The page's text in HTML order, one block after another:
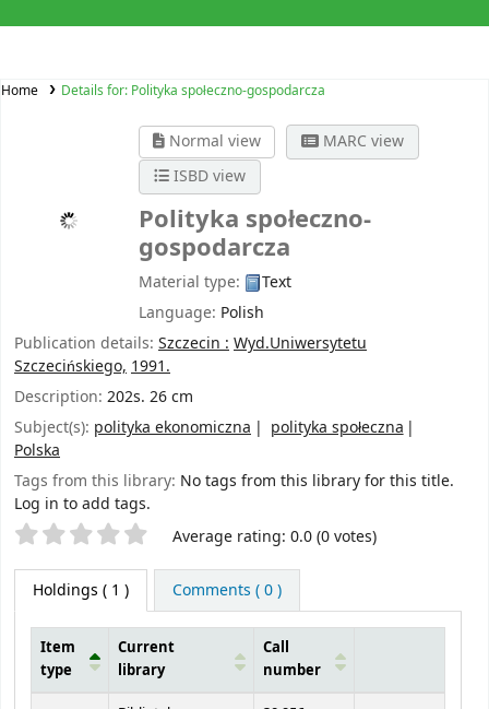
Home Details for: Polityka społeczno-gospodarcza
Normal view
MARC view
ISBD view
Polityka społeczno-
gospodarcza
Material type:
Text
Language: Polish
Publication details: Szczecin : Wyd.Uniwersytetu
Szczecińskiego, 1991.
Description: 202s. 26 cm
Subject(s): polityka ekonomiczna
polityka społeczna
Polska
Tags from this library: No tags from this library for this title.
Log in to add tags.
Star ratings Average rating: 0.0 (0 votes)
Holdings ( 1 ) Comments ( 0 )
Item
type
Current
library
Call
number